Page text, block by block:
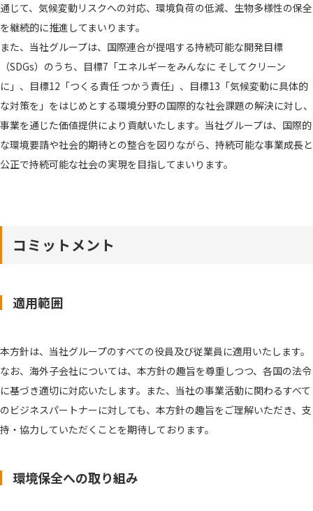
通じて、気候変動リスクへの対応、環境負荷の低減、生物多様性の保全
を継続的に推進してまいります。
また、当社グループは、国際連合が提唱する持続可能な開発目標
（SDGs）のうち、目標7「エネルギーをみんなに そしてクリーン
に」、目標12「つくる責任 つかう責任」、目標13「気候変動に具体的
な対策を」をはじめとする環境分野の国際的な社会課題の解決に対し、
事業を通じた価値提供により貢献いたします。当社グループは、国際的
な環境要請や社会的期待との整合を図りながら、持続可能な事業成長と
公正で持続可能な社会の実現を目指してまいります。
コミットメント
適用範囲
本方針は、当社グループのすべての役員及び従業員に適用いたします。
なお、海外子会社については、本方針の趣旨を尊重しつつ、各国の法令
に基づき適切に対応いたします。また、当社の事業活動に関わるすべて
のビジネスパートナーに対しても、本方針の趣旨をご理解いただき、支
持・協力していただくことを期待しております。
環境保全への取り組み